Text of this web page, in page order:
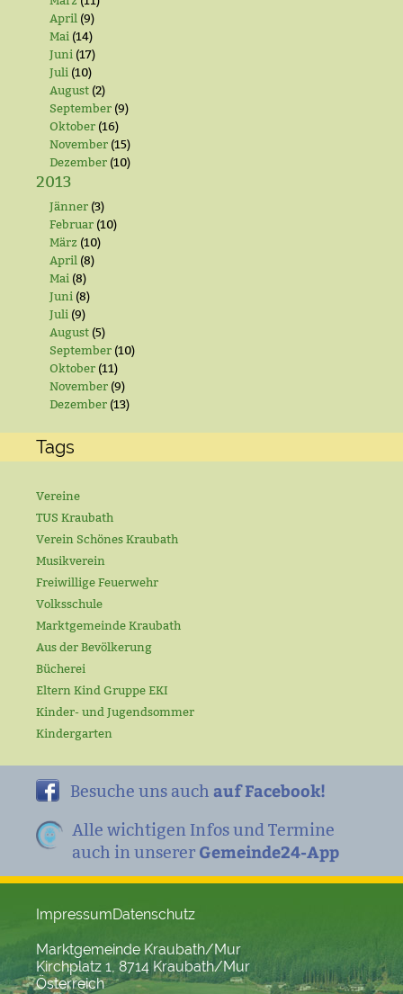
April (9)
Mai (14)
Juni (17)
Juli (10)
August (2)
September (9)
Oktober (16)
November (15)
Dezember (10)
2013
Jänner (3)
Februar (10)
März (10)
April (8)
Mai (8)
Juni (8)
Juli (9)
August (5)
September (10)
Oktober (11)
November (9)
Dezember (13)
Tags
Vereine
TUS Kraubath
Verein Schönes Kraubath
Musikverein
Freiwillige Feuerwehr
Volksschule
Marktgemeinde Kraubath
Aus der Bevölkerung
Bücherei
Eltern Kind Gruppe EKI
Kinder- und Jugendsommer
Kindergarten
Besuche uns auch auf Facebook!
Alle wichtigen Infos und Termine
auch in unserer Gemeinde24-App
ImpressumDatenschutz
Marktgemeinde Kraubath/Mur
Kirchplatz 1, 8714 Kraubath/Mur
Österreich